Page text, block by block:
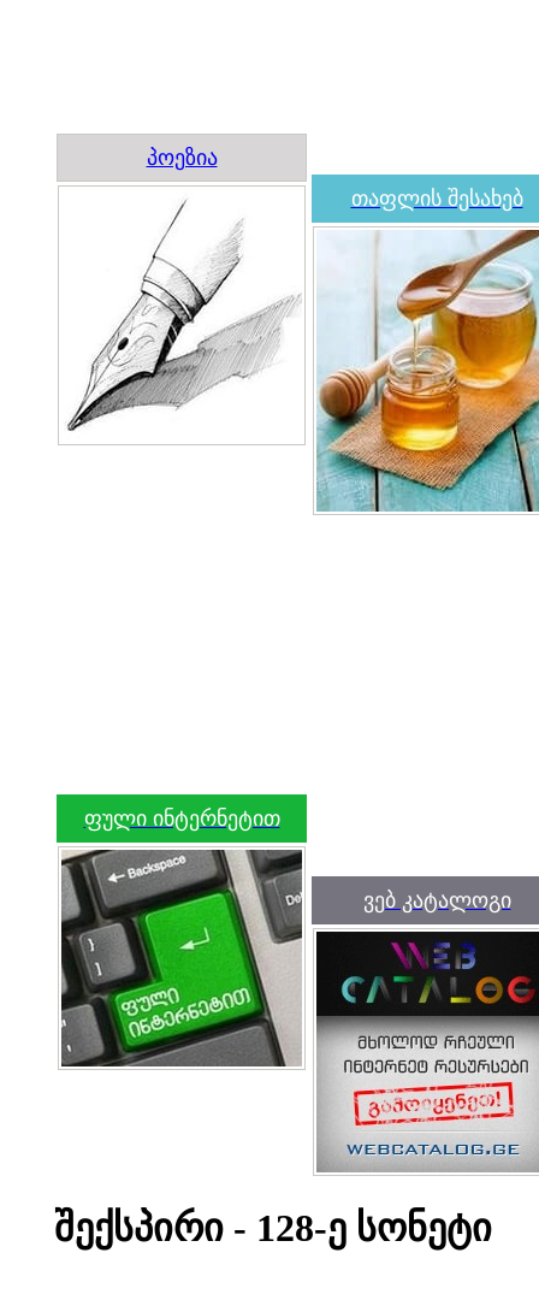
პოეზია
თაფლის შესახებ
ფული ინტერნეტით
ვებ კატალოგი
შექსპირი - 128-ე სონეტი